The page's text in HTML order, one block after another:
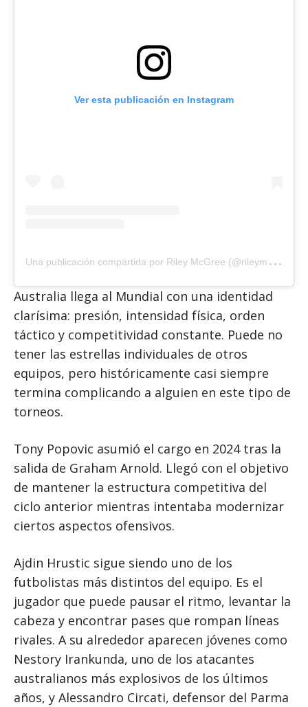
Ver esta publicación en Instagram
U
na publicación compartida por Riley McGree (@rileymcgree)
Australia llega al Mundial con una identidad
clarísima: presión, intensidad física, orden
táctico y competitividad constante. Puede no
tener las estrellas individuales de otros
equipos, pero históricamente casi siempre
termina complicando a alguien en este tipo de
torneos.
Tony Popovic asumió el cargo en 2024 tras la
salida de Graham Arnold. Llegó con el objetivo
de mantener la estructura competitiva del
ciclo anterior mientras intentaba modernizar
ciertos aspectos ofensivos.
Ajdin Hrustic sigue siendo uno de los
futbolistas más distintos del equipo. Es el
jugador que puede pausar el ritmo, levantar la
cabeza y encontrar pases que rompan líneas
rivales. A su alrededor aparecen jóvenes como
Nestory Irankunda, uno de los atacantes
australianos más explosivos de los últimos
años, y Alessandro Circati, defensor del Parma